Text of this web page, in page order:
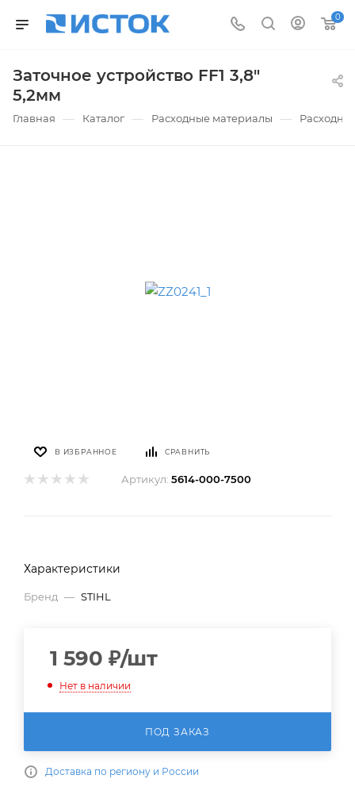
0
Заточное устройство FF1 3,8"
5,2мм
Главная — Каталог — Расходные материалы —
В ИЗБРАННОЕ СРАВНИТЬ
Артикул: 5614-000-7500
Характеристики
Бренд — STIHL
1 590 ₽/шт
Нет в наличии
ПОД ЗАКАЗ
Доставка по региону и России